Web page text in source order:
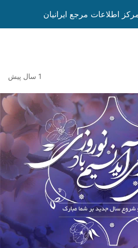
اطلاعات مرجع ایرانیان
1 سال پیش